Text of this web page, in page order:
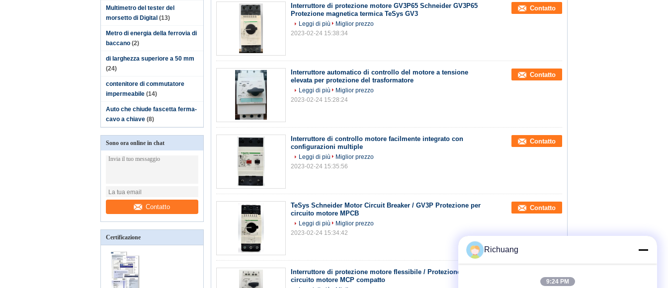
Multimetro del tester del
morsetto di Digital (13)
Metro di energia della ferrovia di
baccano (2)
di larghezza superiore a 50 mm
(24)
contenitore di commutatore
impermeabile (14)
Auto che chiude fascetta ferma-
cavo a chiave (8)
Sono ora online in chat
Contatto
Certificazione
Interruttore di protezione motore GV3P65 Schneider GV3P65
Protezione magnetica termica TeSys GV3
Contatto
Leggi di più
Miglior prezzo
2023-02-24 15:38:34
Interruttore automatico di controllo del motore a tensione
elevata per protezione del trasformatore
Contatto
Leggi di più
Miglior prezzo
2023-02-24 15:28:24
Interruttore di controllo motore facilmente integrato con
configurazioni multiple
Contatto
Leggi di più
Miglior prezzo
2023-02-24 15:35:56
TeSys Schneider Motor Circuit Breaker / GV3P Protezione per
circuito motore MPCB
Contatto
Leggi di più
Miglior prezzo
2023-02-24 15:34:42
Interruttore di protezione motore flessibile / Protezione per
circuito motore MCP compatto
Richuang
9:24 PM